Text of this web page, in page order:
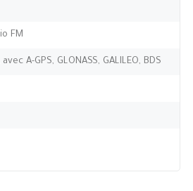
FM
avec A-GPS, GLONASS, GALILEO, BDS